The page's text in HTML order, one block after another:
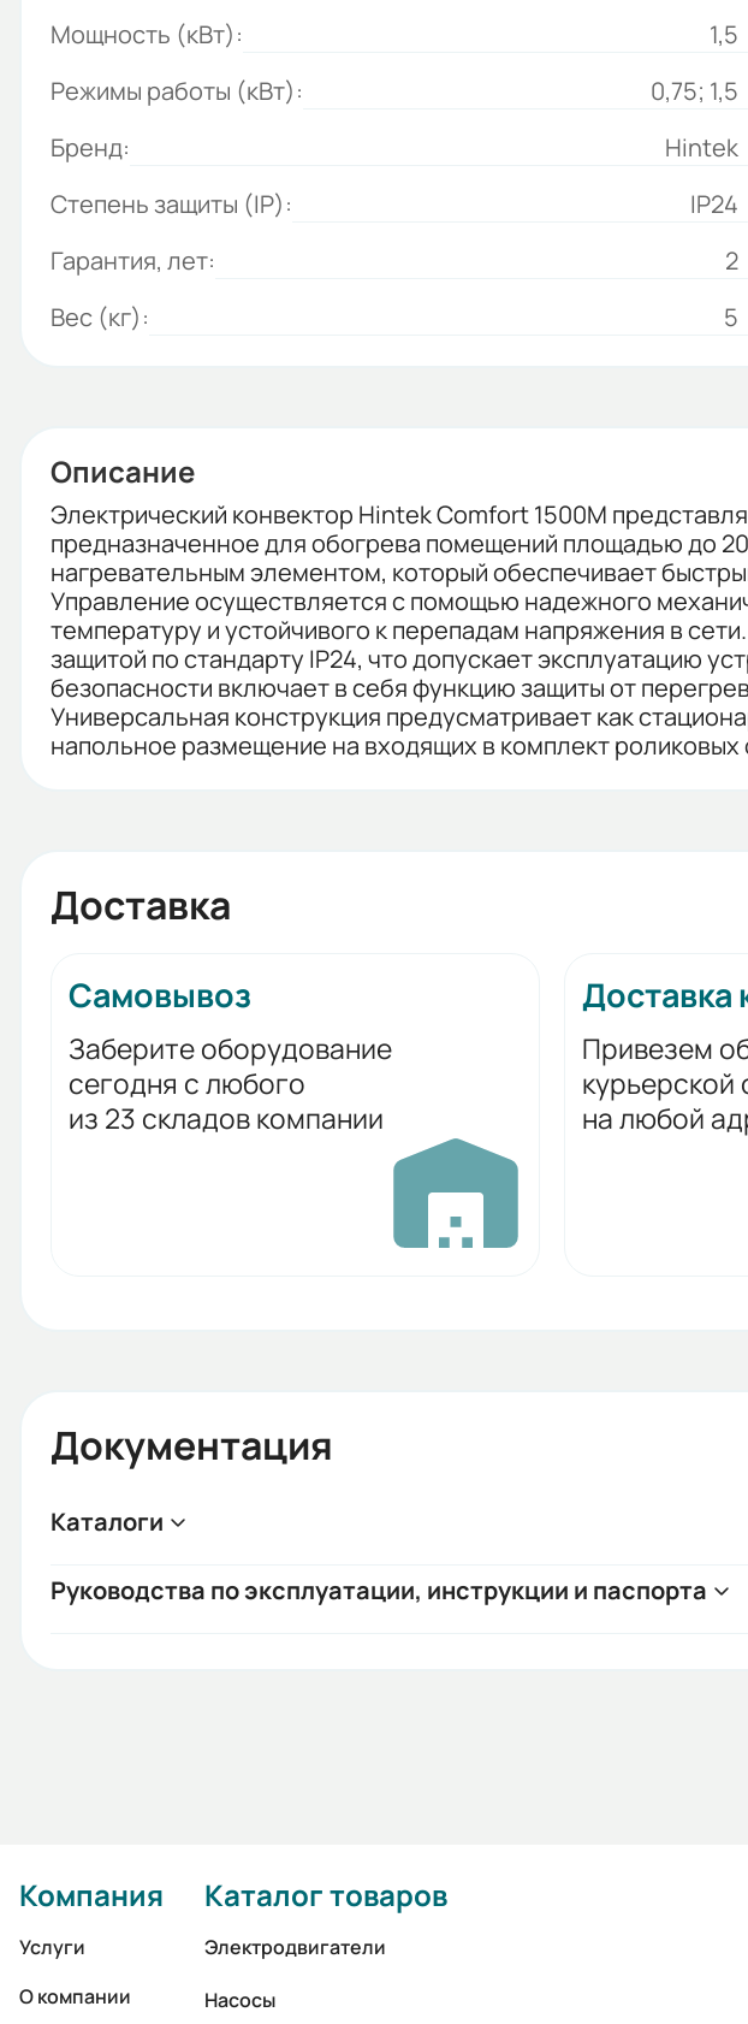
Мощность (кВт): 1,5
Режимы работы (кВт):
0,75; 1,5
Бренд:
Hintek
Степень защиты (IP):
IP24
Гарантия, лет:
2
Вес (кг):
5
Описание
Электрический конвектор Hintek Comfort 1500M
предназначенное для обогрева помещений площадью до
нагревательным элементом, который обеспечивает
Управление осуществляется с помощью надежного
температуру и устойчивого к перепадам напряжения в
защитой по стандарту IP24, что допускает эксплуатацию
безопасности включает в себя функцию защиты от
Универсальная конструкция предусматривает как
напольное размещение на входящих в комплект роликовых
Доставка
Самовывоз
Заберите оборудование
сегодня с любого
из 23 складов компании
Доставка
Привезем
курьерской
на любой
Документация
Каталоги
Руководства по эксплуатации, инструкции и паспорта
Компания
Услуги
О компании
Каталог товаров
Электродвигатели
Насосы